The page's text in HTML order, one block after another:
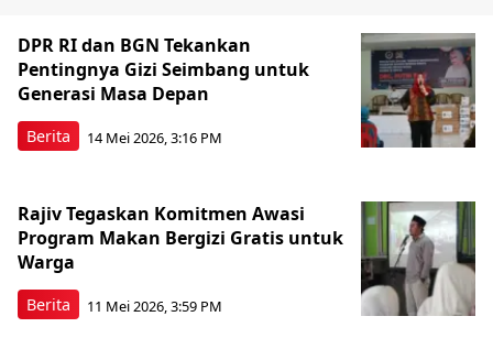
Berita
DPR RI dan BGN Tekankan
Pentingnya Gizi Seimbang untuk
Generasi Masa Depan
14 Mei 2026, 3:16 PM
Berita
Rajiv Tegaskan Komitmen Awasi
Program Makan Bergizi Gratis untuk
Warga
11 Mei 2026, 3:59 PM